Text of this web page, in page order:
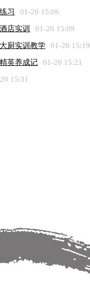
习 01-20 15:06
店实训 01-20 15:09
厨实训教学 01-20 15:19
英养成记 01-20 15:21
15:31